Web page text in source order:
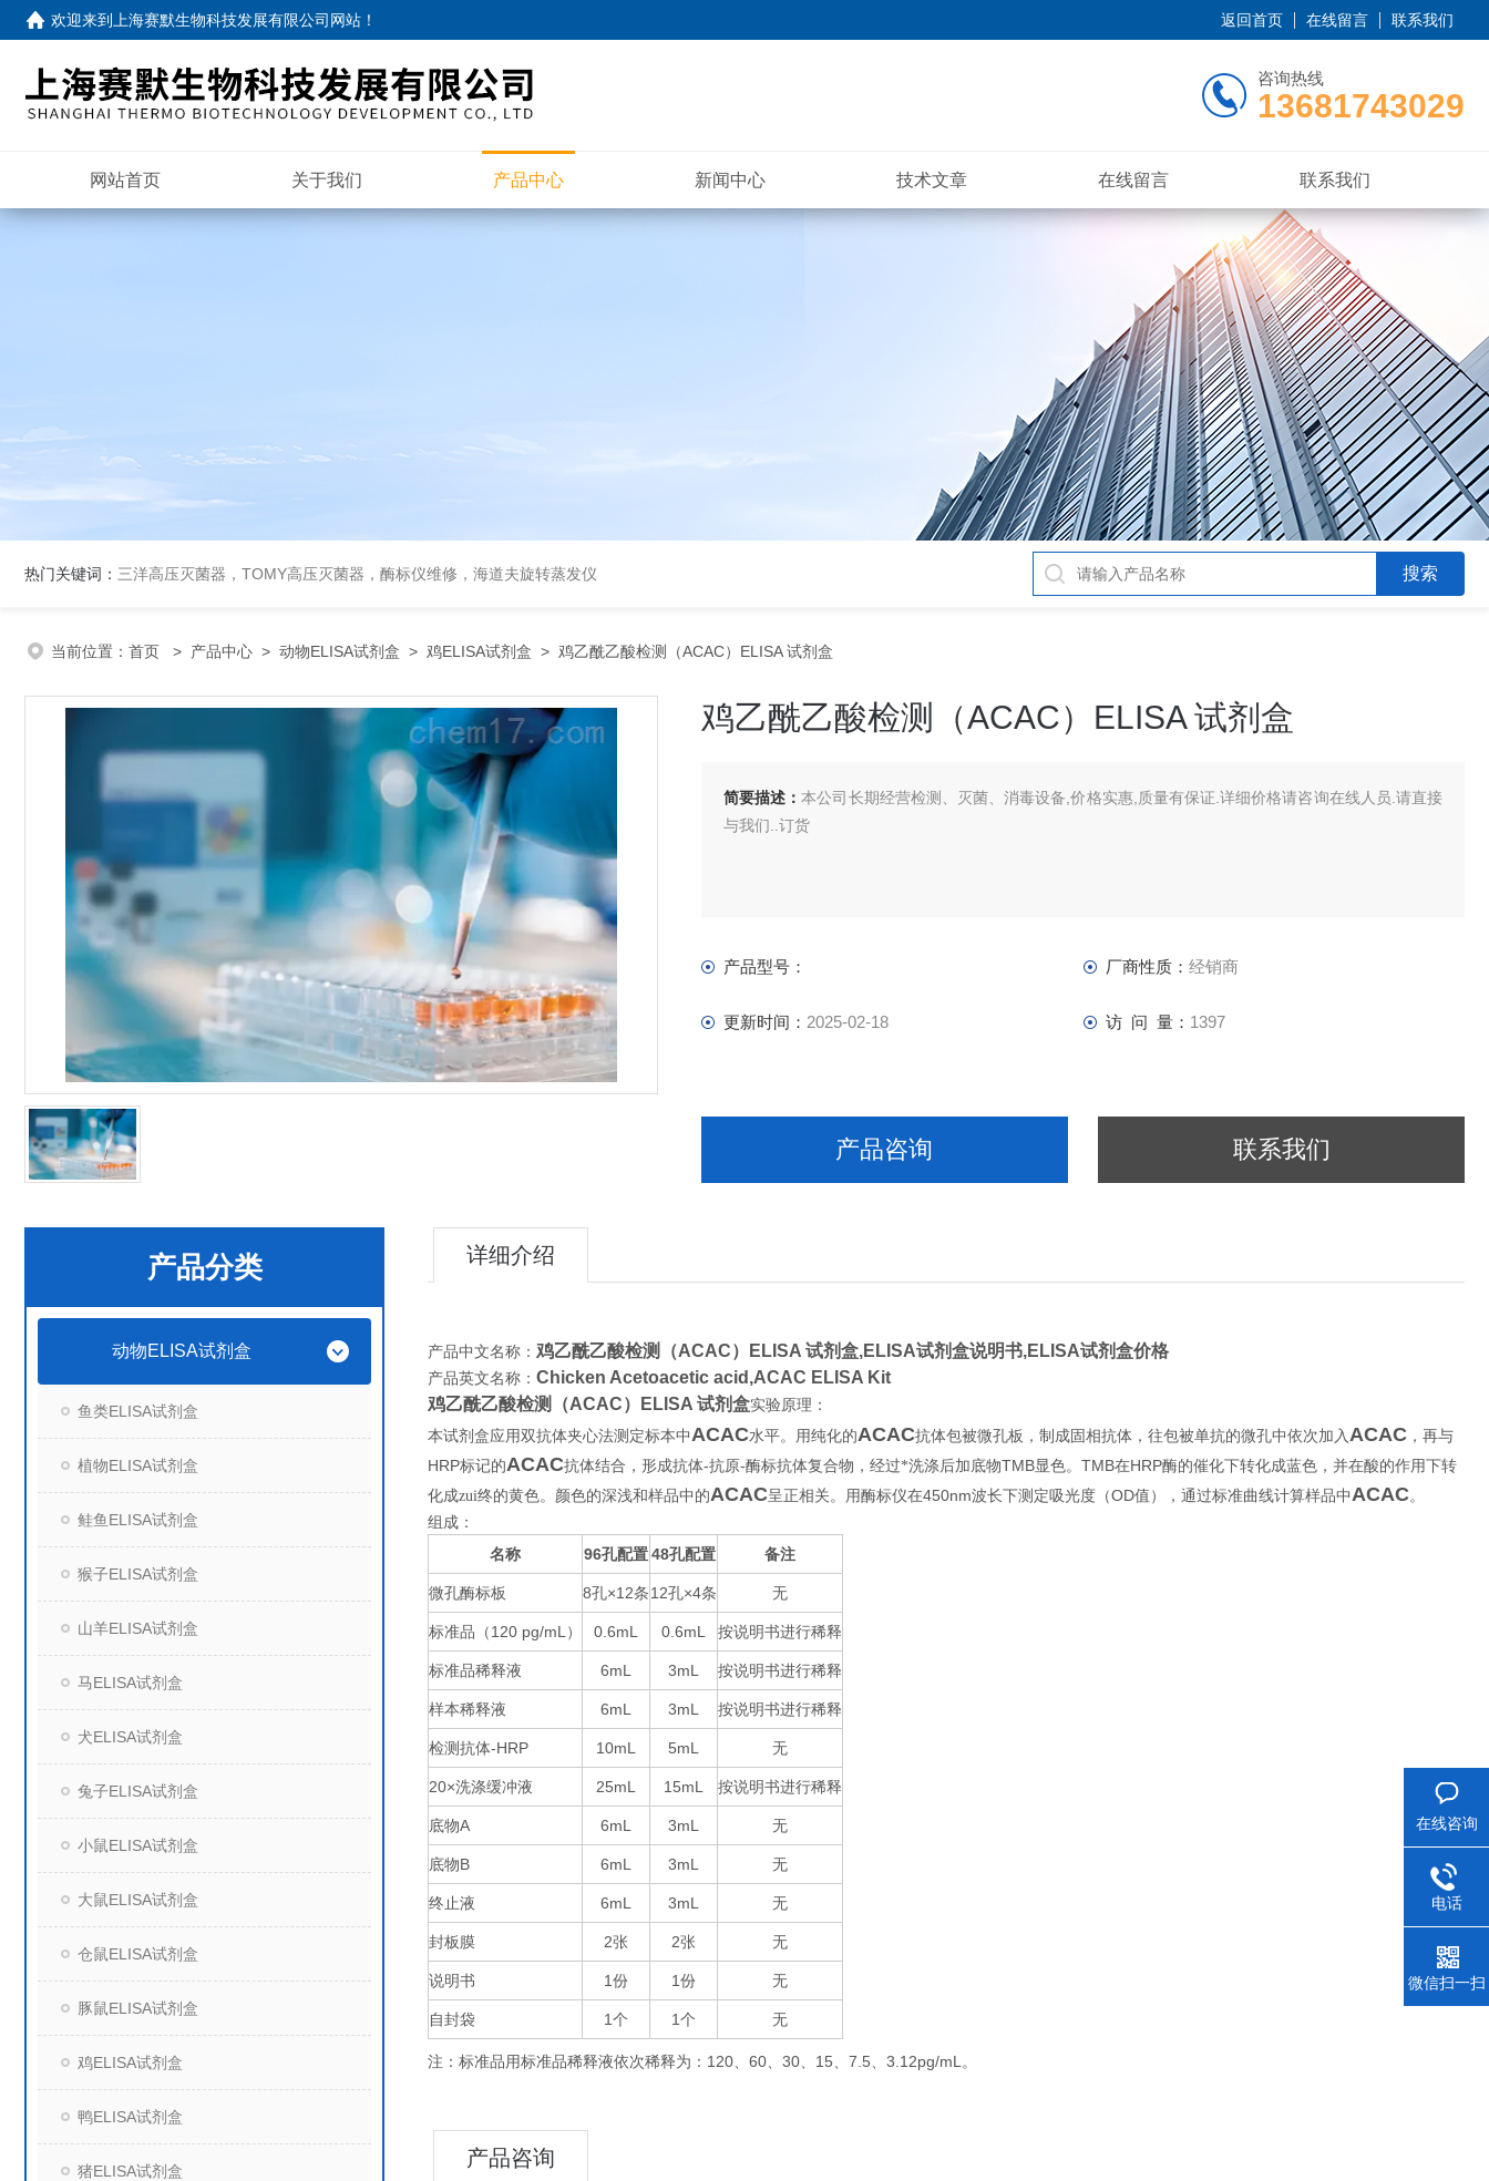
欢迎来到 上海赛默生物科技发展有限公司网站 ！ 返回首页 在线留言 联系我们
咨询热线
13681743029
网站首页 关于我们 产品中心 新闻中心 技术文章 在线留言 联系我们
热门关键词： 三洋高压灭菌器，TOMY高压灭菌器，酶标仪维修，海道夫旋转蒸发仪
当前位置： 首页 > 产品中心 > 动物ELISA试剂盒 > 鸡ELISA试剂盒 > 鸡乙酰乙酸检测（ACAC）ELISA 试剂盒
鸡乙酰乙酸检测（ACAC）ELISA 试剂盒
简要描述：本公司长期经营检测、灭菌、消毒设备,价格实惠,质量有保证.详细价格请咨询在线人员.请直接
与我们..订货
产品型号： 厂商性质： 经销商
更新时间： 2025-02-18 访 问 量： 1397
产品咨询 联系我们
产品分类
动物ELISA试剂盒
鱼类ELISA试剂盒
植物ELISA试剂盒
鲑鱼ELISA试剂盒
猴子ELISA试剂盒
山羊ELISA试剂盒
马ELISA试剂盒
犬ELISA试剂盒
兔子ELISA试剂盒
小鼠ELISA试剂盒
大鼠ELISA试剂盒
仓鼠ELISA试剂盒
豚鼠ELISA试剂盒
鸡ELISA试剂盒
鸭ELISA试剂盒
猪ELISA试剂盒
详细介绍
产品中文名称： 鸡乙酰乙酸检测（ACAC）ELISA 试剂盒,ELISA试剂盒说明书,ELISA试剂盒价格
产品英文名称： Chicken Acetoacetic acid,ACAC ELISA Kit
鸡乙酰乙酸检测（ACAC）ELISA 试剂盒实验原理：
本试剂盒应用双抗体夹心法测定标本中ACAC水平。用纯化的ACAC抗体包被微孔板，制成固相抗体，往包被单抗的微孔中依次加入ACAC ，再与
HRP标记的ACAC抗体结合，形成抗体-抗原-酶标抗体复合物，经过*洗涤后加底物TMB显色。 TMB在HRP酶的催化下转化成蓝色，并在酸的作用下转
化成zui终的黄色。颜色的深浅和样品中的ACAC呈正相关。用酶标仪在450nm波长下测定吸光度（OD值），通过标准曲线计算样品中ACAC。
组成：
名称
96孔配置 48孔配置 备注
微孔酶标板 8孔×12条 12孔×4条 无
标准品（120 pg/mL ） 0.6mL 0.6mL 按说明书进行稀释
标准品稀释液 6mL 3mL 按说明书进行稀释
样本稀释液 6mL 3mL 按说明书进行稀释
检测抗体-HRP 10mL 5mL 无
20×洗涤缓冲液 25mL 15mL 按说明书进行稀释
底物A 6mL 3mL 无
底物B 6mL 3mL 无
终止液 6mL 3mL 无
封板膜 2张 2张 无
说明书 1 份 1 份 无
自封袋 1 个 1 个 无
注：标准品用标准品稀释液依次稀释为： 120、 60、 30、 15、 7.5、 3.12pg/mL。
产品咨询
在线咨询
电话
微信扫一扫